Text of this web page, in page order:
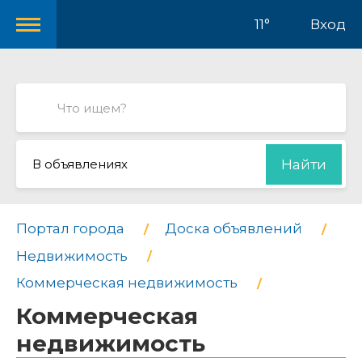
11° Вход
В объявлениях Найти
Портал города
Доска объявлений
Недвижимость
Коммерческая недвижимость
Коммерческая
недвижимость